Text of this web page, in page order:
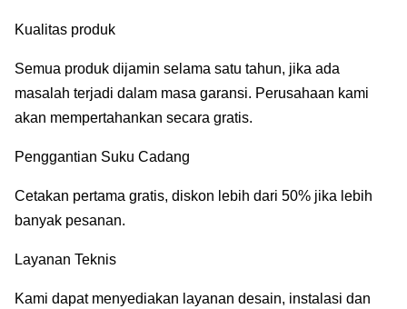
Kualitas produk
Semua produk dijamin selama satu tahun, jika ada
masalah terjadi dalam masa garansi. Perusahaan kami
akan mempertahankan secara gratis.
Penggantian Suku Cadang
Cetakan pertama gratis, diskon lebih dari 50% jika lebih
banyak pesanan.
Layanan Teknis
Kami dapat menyediakan layanan desain, instalasi dan